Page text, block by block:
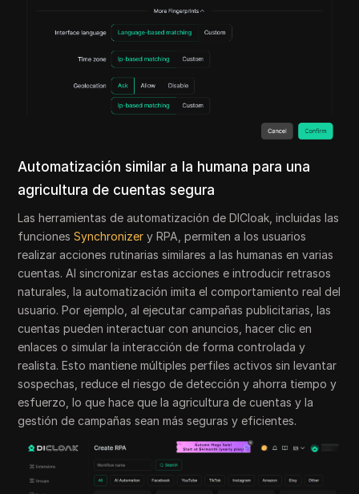
Automatización similar a la humana para una
agricultura de cuentas segura
Las herramientas de automatización de DICloak, incluidas las
funcionesSynchronizer y RPA, permiten a los usuarios
realizar acciones rutinarias similares a las humanas en varias
cuentas. Al sincronizar estas acciones e introducir retrasos
naturales, la automatización imita el comportamiento real del
usuario. Por ejemplo, al ejecutar campañas publicitarias, las
cuentas pueden interactuar con anuncios, hacer clic en
enlaces o simular la interacción de forma controlada y
realista. Esto mantiene múltiples perfiles activos sin levantar
sospechas, reduce el riesgo de detección y ahorra tiempo y
esfuerzo, lo que hace que la agricultura de cuentas y la
gestión de campañas sean más seguras y eficientes.